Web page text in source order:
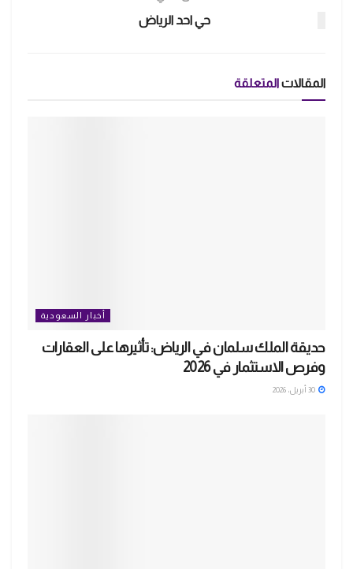
حي احد الرياض
المقالات المتعلقة
أخبار السعودية
حديقة الملك سلمان في الرياض: تأثيرها على العقارات
وفرص الاستثمار في 2026